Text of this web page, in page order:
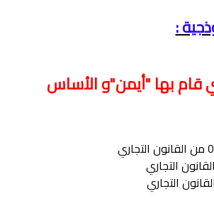
:
قام بها "أيمن"و الأساس